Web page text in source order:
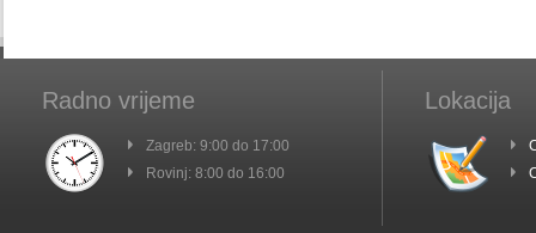
Radno vrijeme
Zagreb: 9:00 do 17:00
Rovinj: 8:00 do 16:00
Lokacija